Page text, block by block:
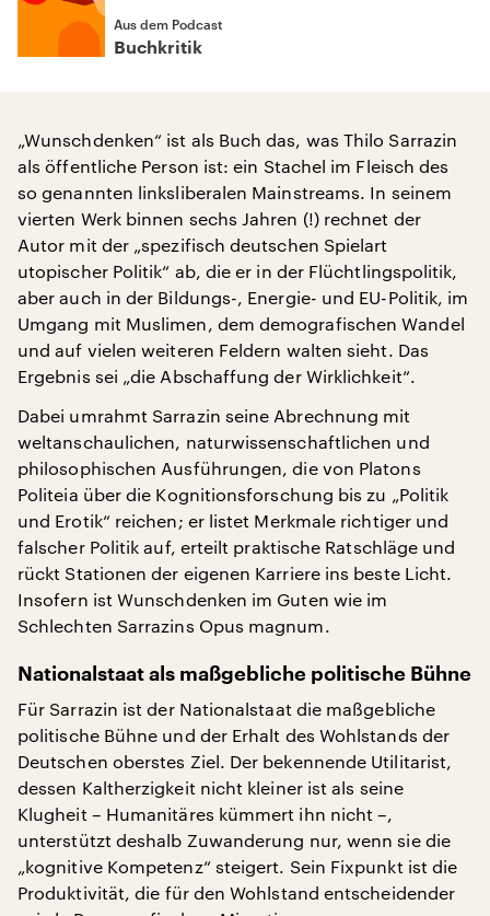
Aus dem Podcast
Buchkritik
„Wunschdenken“ ist als Buch das, was Thilo Sarrazin
als öffentliche Person ist: ein Stachel im Fleisch des
so genannten linksliberalen Mainstreams. In seinem
vierten Werk binnen sechs Jahren (!) rechnet der
Autor mit der „spezifisch deutschen Spielart
utopischer Politik“ ab, die er in der Flüchtlingspolitik,
aber auch in der Bildungs-, Energie- und EU-Politik, im
Umgang mit Muslimen, dem demografischen Wandel
und auf vielen weiteren Feldern walten sieht. Das
Ergebnis sei „die Abschaffung der Wirklichkeit“.
Dabei umrahmt Sarrazin seine Abrechnung mit
weltanschaulichen, naturwissenschaftlichen und
philosophischen Ausführungen, die von Platons
Politeia über die Kognitionsforschung bis zu „Politik
und Erotik“ reichen; er listet Merkmale richtiger und
falscher Politik auf, erteilt praktische Ratschläge und
rückt Stationen der eigenen Karriere ins beste Licht.
Insofern ist Wunschdenken im Guten wie im
Schlechten Sarrazins Opus magnum.
Nationalstaat als maßgebliche politische Bühne
Für Sarrazin ist der Nationalstaat die maßgebliche
politische Bühne und der Erhalt des Wohlstands der
Deutschen oberstes Ziel. Der bekennende Utilitarist,
dessen Kaltherzigkeit nicht kleiner ist als seine
Klugheit – Humanitäres kümmert ihn nicht –,
unterstützt deshalb Zuwanderung nur, wenn sie die
„kognitive Kompetenz“ steigert. Sein Fixpunkt ist die
Produktivität, die für den Wohlstand entscheidender